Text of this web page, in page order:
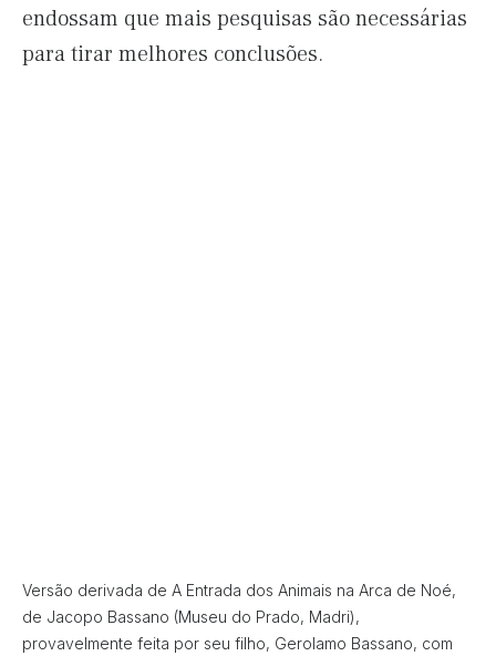
endossam que mais pesquisas são necessárias
para tirar melhores conclusões.
Versão derivada de A Entrada dos Animais na Arca de Noé,
de Jacopo Bassano (Museu do Prado, Madri),
provavelmente feita por seu filho, Gerolamo Bassano, com